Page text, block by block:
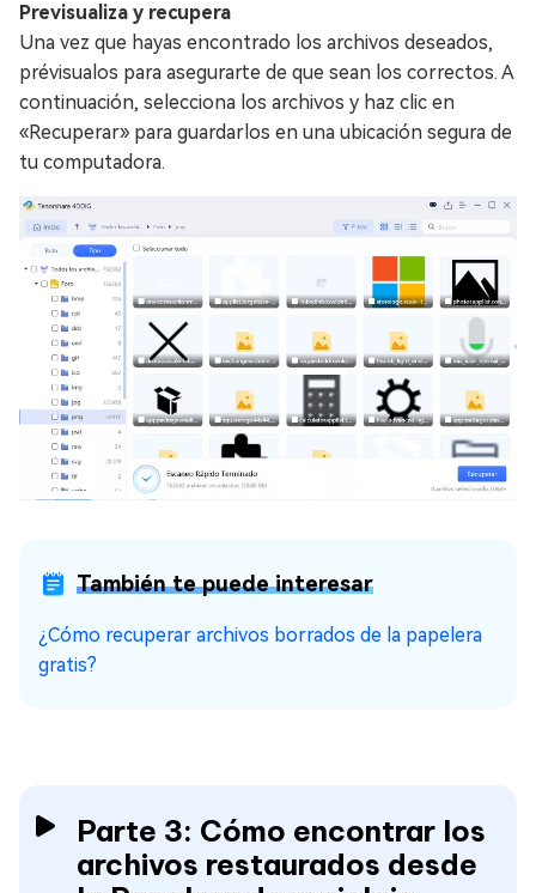
Previsualiza y recupera
Una vez que hayas encontrado los archivos deseados,
prévisualos para asegurarte de que sean los correctos. A
continuación, selecciona los archivos y haz clic en
«Recuperar» para guardarlos en una ubicación segura de
tu computadora.
También te puede interesar
¿Cómo recuperar archivos borrados de la papelera
gratis?
Parte 3: Cómo encontrar los
archivos restaurados desde